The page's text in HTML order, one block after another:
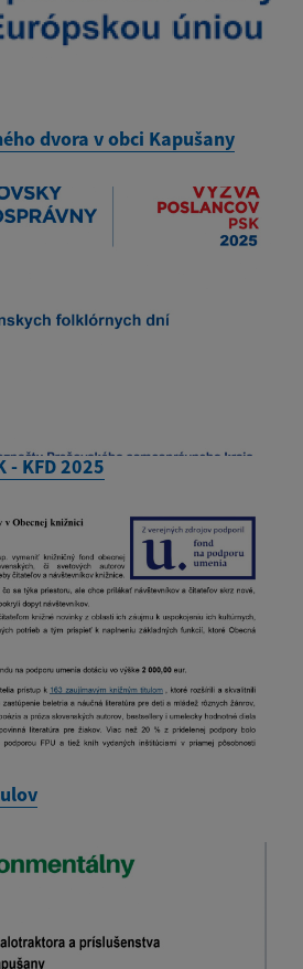
dvora v obci Kapušany
- KFD 2025